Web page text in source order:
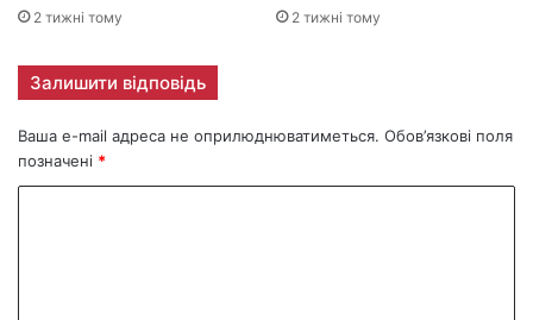
2 тижні тому 2 тижні тому
Залишити відповідь
Ваша e-mail адреса не оприлюднюватиметься. Обов’язкові поля
позначені *